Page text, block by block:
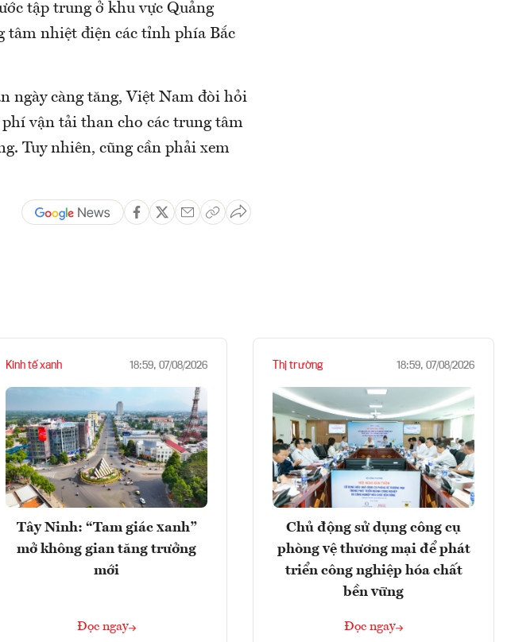
tập trung ở khu vực Quảng
tâm nhiệt điện các tỉnh phía Bắc
ngày càng tăng, Việt Nam đòi hỏi
vận tải than cho các trung tâm
Tuy nhiên, cũng cần phải xem
Kinh tế xanh 18:59, 07/08/2026
Tây Ninh: “Tam giác xanh”
mở không gian tăng trưởng
mới
Đọc ngay
Thị trường 18:59, 07/08/2026
Chủ động sử dụng công cụ
phòng vệ thương mại để phát
triển công nghiệp hóa chất
bền vững
Đọc ngay